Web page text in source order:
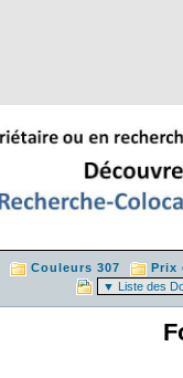
Couleurs 307 Prix